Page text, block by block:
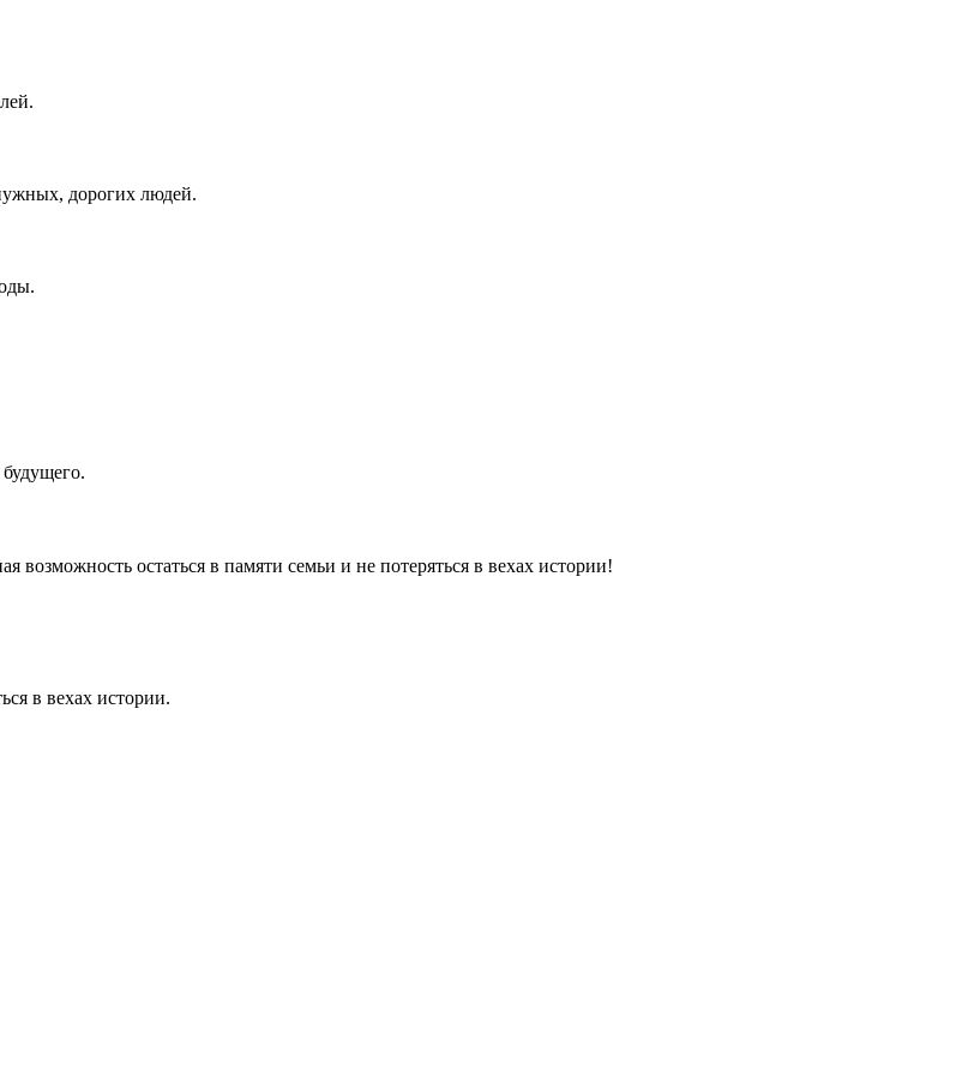
дорогих людей.
возможность остаться в памяти семьи и не потеряться в вехах истории!
в вехах истории.